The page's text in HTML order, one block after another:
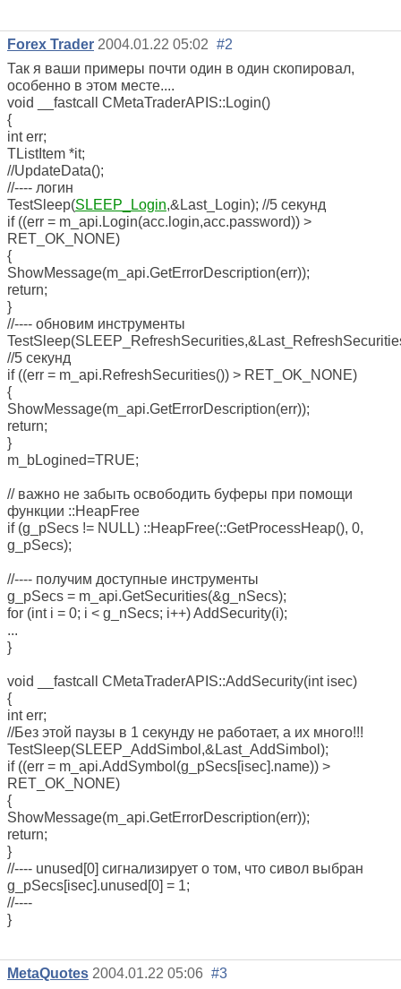
Forex Trader 2004.01.22 05:02 #2
Так я ваши примеры почти один в один скопировал,
особенно в этом месте....
void __fastcall CMetaTraderAPIS::Login()
{
int err;
TListItem *it;
//UpdateData();
//---- логин
TestSleep(SLEEP_Login,&Last_Login); //5 секунд
if ((err = m_api.Login(acc.login,acc.password)) >
RET_OK_NONE)
{
ShowMessage(m_api.GetErrorDescription(err));
return;
}
//---- обновим инструменты
//5 секунд
if ((err = m_api.RefreshSecurities()) > RET_OK_NONE)
{
ShowMessage(m_api.GetErrorDescription(err));
return;
}
m_bLogined=TRUE;
// важно не забыть освободить буферы при помощи
функции ::HeapFree
if (g_pSecs != NULL) ::HeapFree(::GetProcessHeap(), 0,
g_pSecs);
//---- получим доступные инструменты
g_pSecs = m_api.GetSecurities(&g_nSecs);
for (int i = 0; i < g_nSecs; i++) AddSecurity(i);
...
}
void __fastcall CMetaTraderAPIS::AddSecurity(int isec)
{
int err;
//Без этой паузы в 1 секунду не работает, а их много!!!
TestSleep(SLEEP_AddSimbol,&Last_AddSimbol);
if ((err = m_api.AddSymbol(g_pSecs[isec].name)) >
RET_OK_NONE)
{
ShowMessage(m_api.GetErrorDescription(err));
return;
}
//---- unused[0] сигнализирует о том, что сивол выбран
g_pSecs[isec].unused[0] = 1;
//----
}
MetaQuotes 2004.01.22 05:06 #3